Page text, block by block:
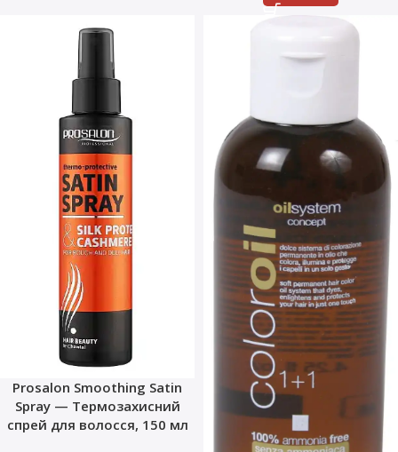
Prosalon Smoothing Satin
Spray — Термозахисний
спрей для волосся, 150 мл